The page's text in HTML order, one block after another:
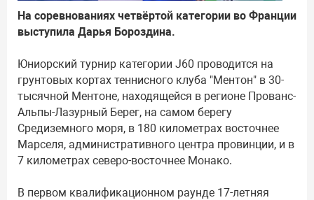
На соревнованиях четвёртой категории во Франции
выступила Дарья Бороздина.
Юниорский турнир категории J60 проводится на
грунтовых кортах теннисного клуба "Ментон" в 30-
тысячной Ментоне, находящейся в регионе Прованс-
Альпы-Лазурный Берег, на самом берегу
Средиземного моря, в 180 километрах восточнее
Марселя, административного центра провинции, и в
7 километрах северо-восточнее Монако.
В первом квалификационном раунде 17-летняя